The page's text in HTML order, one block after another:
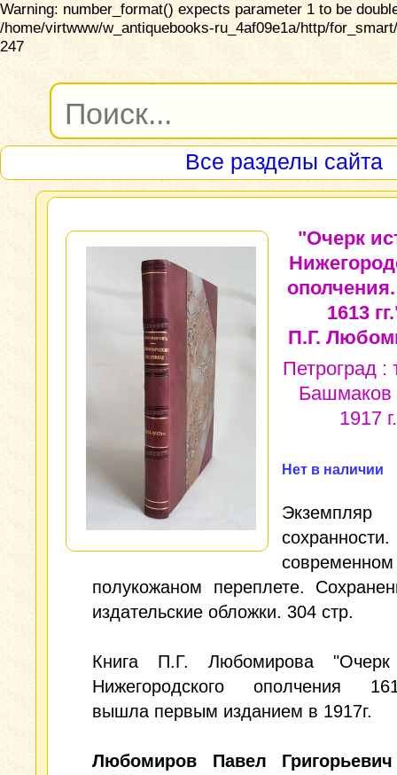
Warning: number_format() expects parameter 1 to be
/home/virtwww/w_antiquebooks-ru_4af09e1a/http/
247
Все разделы сайта
"Очерк
1613
П.Г.
Петроград :
Башмаков
1917 г.
Нет в наличии
Экземпляр
современном
полукожаном переплете.
издательские обложки. 304 стр.
Книга П.Г. Любомирова "Очерк
Нижегородского ополчения
вышла первым изданием в 1917г.
Любомиров Павел Григорьевич